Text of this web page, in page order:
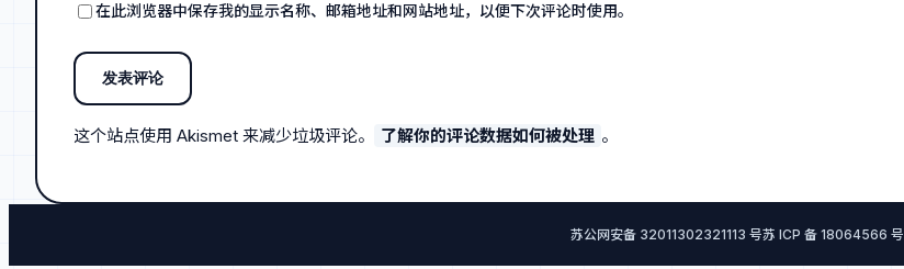
在此浏览器中保存我的显示名称、邮箱地址和网站地址，以便下次评论时使用。
这个站点使用 Akismet 来减少垃圾评论。 了解你的评论数据如何被处理 。
苏公网安备 32011302321113 号苏 ICP 备 18064566 号